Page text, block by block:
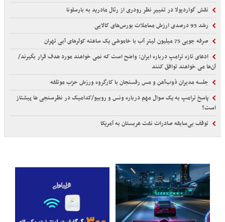
نقش گواردیولا در تغییر نظر رودری از رئال مادرید به بارسلونا
رشد 95 درصدی ارزش معاملات بورس‌های کالایی
صرفه جویی 75 میلیون لیتر آب با خاموشی یک ساعته کولرهای آبی تهران
ادعای تازه ترامپ درباره ایران: واضح است که نمی خواهند مورد هدف قرار بگیرند/
آن‌ها می خواهند توافق کنند
جلسه مدیران ذوب‌آهن و مس رفسنجان با کارگروه ورزش حزب موتلفه
پاسخ ترامپ به یک سوال مهم درباره ونس و روبیو/کدامیک در نظرسنجی ها پیشتاز
است؟
توقف بی‌سابقه صادرات نفت عربستان به آمریکا